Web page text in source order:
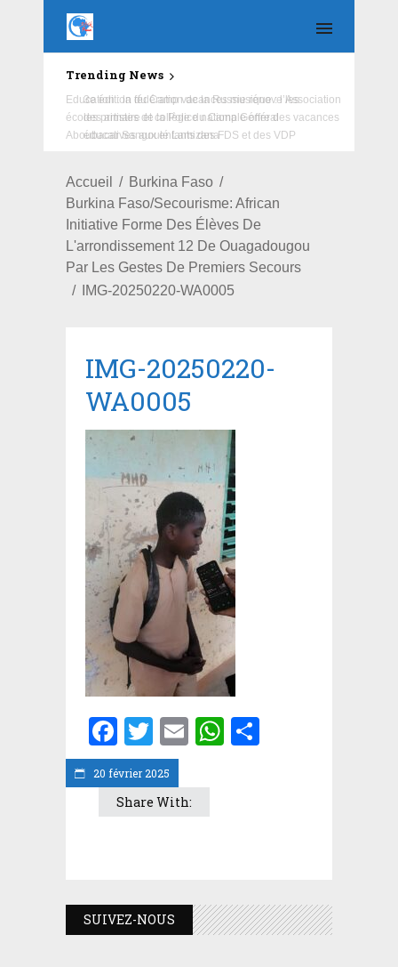
Trending News
Education : la fédération de la Russie rénove les
écoles primaire et collège du Camp Général
Aboubacar Sangoulé Lamizana
Accueil
Burkina Faso
Burkina Faso/Secourisme: African
Initiative Forme Des Élèves De
L'arrondissement 12 De Ouagadougou
Par Les Gestes De Premiers Secours
IMG-20250220-WA0005
20 février 2025
IMG-20250220-
WA0005
Facebook
Twitter
EmailWhatsApp
Share With:
SUIVEZ-NOUS